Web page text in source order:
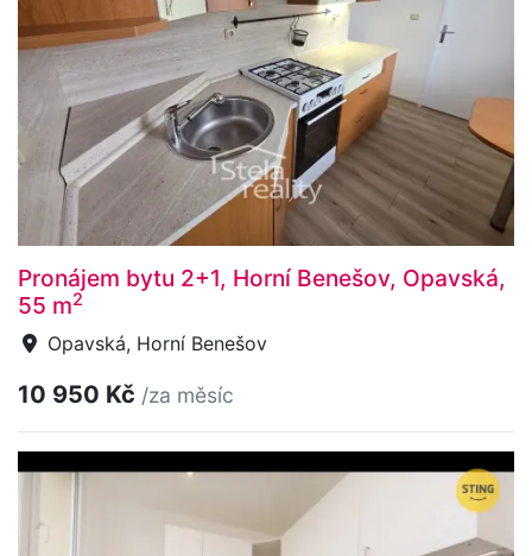
Pronájem bytu 2+1, Horní Benešov, Opavská,
55 m2
Opavská, Horní Benešov
10 950 Kč /za měsíc